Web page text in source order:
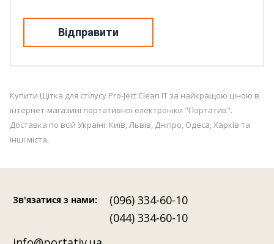
Відправити
Купити Щітка для стілусу Pro-Ject Clean IT за найкращою ціною в
інтернет-магазині портативної електроніки "Портатив".
Доставка по всій Україні: Київ, Львів, Дніпро, Одеса, Харків та
інші міста.
Зв'язатися з нами:
(096) 334-60-10
(044) 334-60-10